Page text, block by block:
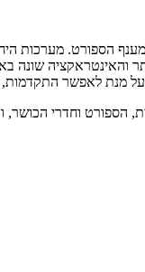
הספורט. מערכות
והאינטראקציה שונה
על מנת לאפשר